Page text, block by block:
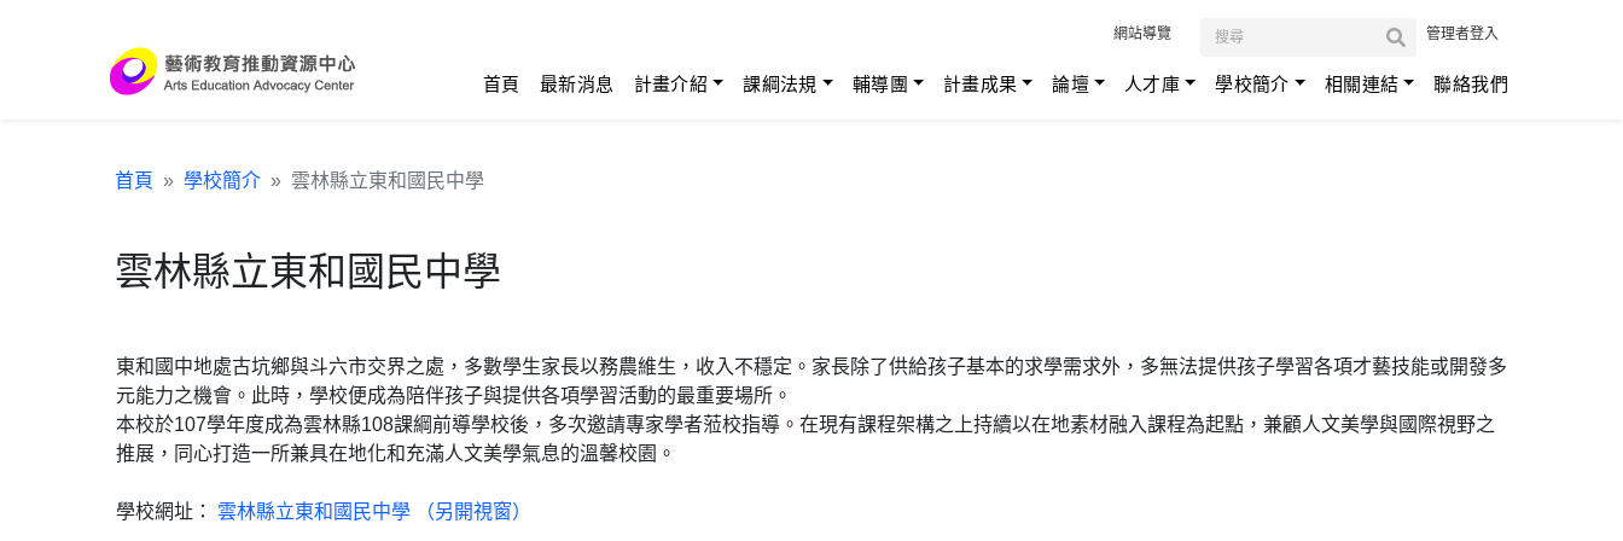
網站導覽 管理者登入
首頁 最新消息 計畫介紹 課綱法規 輔導團 計畫成果 論壇 人才庫 學校簡介 相關連結 聯絡我們
首頁 學校簡介 雲林縣立東和國民中學
雲林縣立東和國民中學
東和國中地處古坑鄉與斗六市交界之處，多數學生家長以務農維生，收入不穩定。家長除了供給孩子基本的求學需求外，多無法提供孩子學習各項才藝技能或開發多
元能力之機會。此時，學校便成為陪伴孩子與提供各項學習活動的最重要場所。
本校於107學年度成為雲林縣108課綱前導學校後，多次邀請專家學者蒞校指導。在現有課程架構之上持續以在地素材融入課程為起點，兼顧人文美學與國際視野之
推展，同心打造一所兼具在地化和充滿人文美學氣息的溫馨校園。
學校網址： 雲林縣立東和國民中學 （另開視窗）